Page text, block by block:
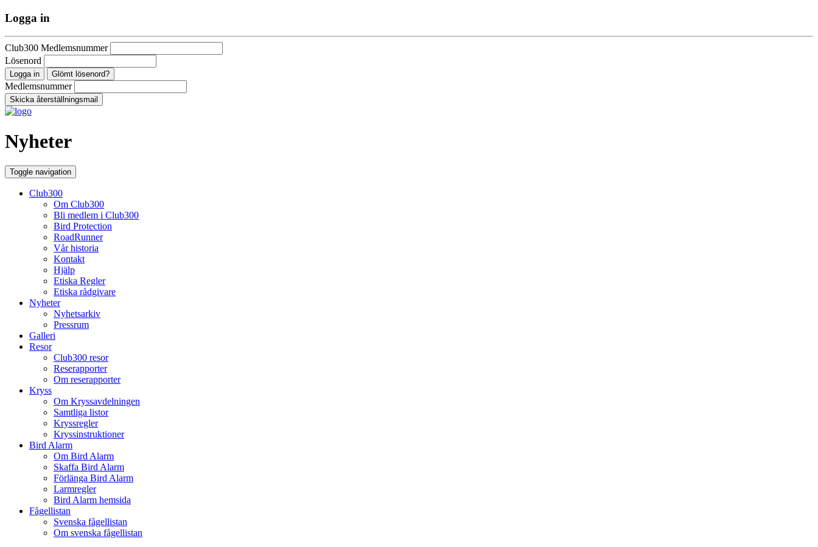
Logga in
Club300 Medlemsnummer
Lösenord
Glömt lösenord?
Medlemsnummer
Nyheter
Toggle navigation
Club300
Om Club300
Bli medlem i Club300
Bird Protection
RoadRunner
Vår historia
Kontakt
Hjälp
Etiska Regler
Etiska rådgivare
Nyheter
Nyhetsarkiv
Pressrum
Galleri
Resor
Club300 resor
Reserapporter
Om reserapporter
Kryss
Om Kryssavdelningen
Samtliga listor
Kryssregler
Kryssinstruktioner
Bird Alarm
Om Bird Alarm
Skaffa Bird Alarm
Förlänga Bird Alarm
Larmregler
Bird Alarm hemsida
Fågellistan
Svenska fågellistan
Om svenska fågellistan